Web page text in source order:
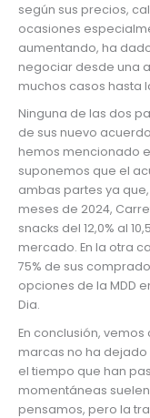
según sus precios,
ocasiones
aumentando, ha
negociar desde una
muchos casos hasta
Ninguna de las dos
de sus nuevo
hemos mencionado
suponemos que el
ambas partes ya
meses de 2024,
snacks del 12,0% al
mercado. En la otra
75% de sus
opciones de la MDD
Dia.
En conclusión,
marcas no ha dejado
el tiempo que han
momentáneas
pensamos, pero la